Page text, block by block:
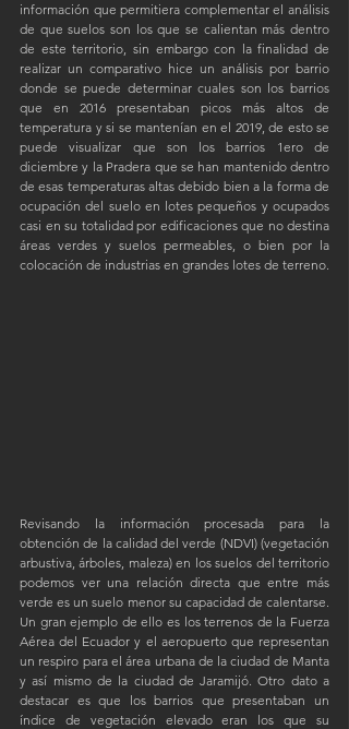
información que permitiera complementar el análisis
de que suelos son los que se calientan más dentro
de este territorio, sin embargo con la finalidad de
realizar un comparativo hice un análisis por barrio
donde se puede determinar cuales son los barrios
que en 2016 presentaban picos más altos de
temperatura y si se mantenían en el 2019, de esto se
puede visualizar que son los barrios 1ero de
diciembre y la Pradera que se han mantenido dentro
de esas temperaturas altas debido bien a la forma de
ocupación del suelo en lotes pequeños y ocupados
casi en su totalidad por edificaciones que no destina
áreas verdes y suelos permeables, o bien por la
Revisando la información procesada para la
obtención de la calidad del verde (NDVI) (vegetación
arbustiva, árboles, maleza) en los suelos del territorio
podemos ver una relación directa que entre más
verde es un suelo menor su capacidad de calentarse.
Un gran ejemplo de ello es los terrenos de la Fuerza
Aérea del Ecuador y el aeropuerto que representan
un respiro para el área urbana de la ciudad de Manta
y así mismo de la ciudad de Jaramijó. Otro dato a
destacar es que los barrios que presentaban un
índice de vegetación elevado eran los que su